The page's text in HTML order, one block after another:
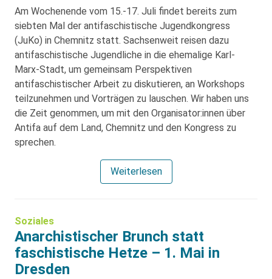
Am Wochenende vom 15.-17. Juli findet bereits zum
siebten Mal der antifaschistische Jugendkongress
(JuKo) in Chemnitz statt. Sachsenweit reisen dazu
antifaschistische Jugendliche in die ehemalige Karl-
Marx-Stadt, um gemeinsam Perspektiven
antifaschistischer Arbeit zu diskutieren, an Workshops
teilzunehmen und Vorträgen zu lauschen. Wir haben uns
die Zeit genommen, um mit den Organisator:innen über
Antifa auf dem Land, Chemnitz und den Kongress zu
sprechen.
Weiterlesen
Soziales
Anarchistischer Brunch statt
faschistische Hetze – 1. Mai in
Dresden